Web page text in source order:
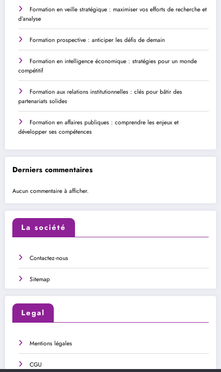
Formation en veille stratégique : maximiser vos efforts de recherche et
d’analyse
Formation prospective : anticiper les défis de demain
Formation en intelligence économique : stratégies pour un monde
compétitif
Formation aux relations institutionnelles : clés pour bâtir des
partenariats solides
Formation en affaires publiques : comprendre les enjeux et
développer ses compétences
Derniers commentaires
Aucun commentaire à afficher.
La société
Contactez-nous
Sitemap
Legal
Mentions légales
CGU